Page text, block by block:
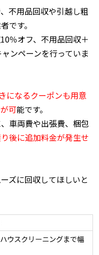
不用品回収や引越し粗
です。
％オフ、不用品回収＋
ンペーンを行っていま
になるクーポンも用意
可能です。
車両費や出張費、梱包
後に追加料金が発生せ
ズに回収してほしいと
ウスクリーニングまで幅